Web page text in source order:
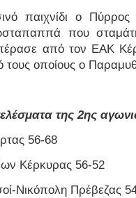
παιχνίδι ο
που
από τον ΕΑΚ
οποίους ο
της 2ης
56-68
Κέρκυρας 56-52
Νικόπολη Πρέβεζας